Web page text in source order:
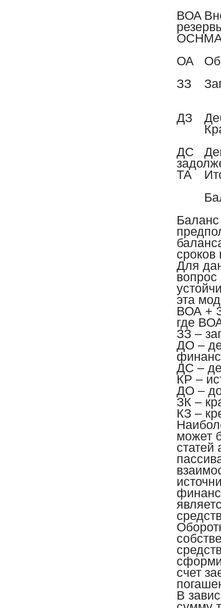
ВОА
ОА
ЗЗ
ДЗ
ДС
ТА
Баланс
сроков
Для
вопрос
эта
ВОА +
где
ЗЗ –
ДО –
ДС –
КР –
ДО –
ЗК –
КЗ –
может
статей
счет
В